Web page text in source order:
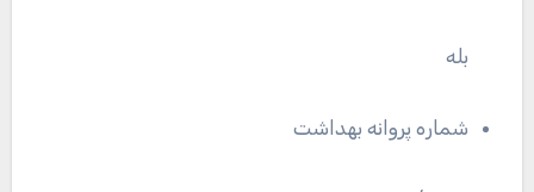
بله
شماره پروانه بهداشت